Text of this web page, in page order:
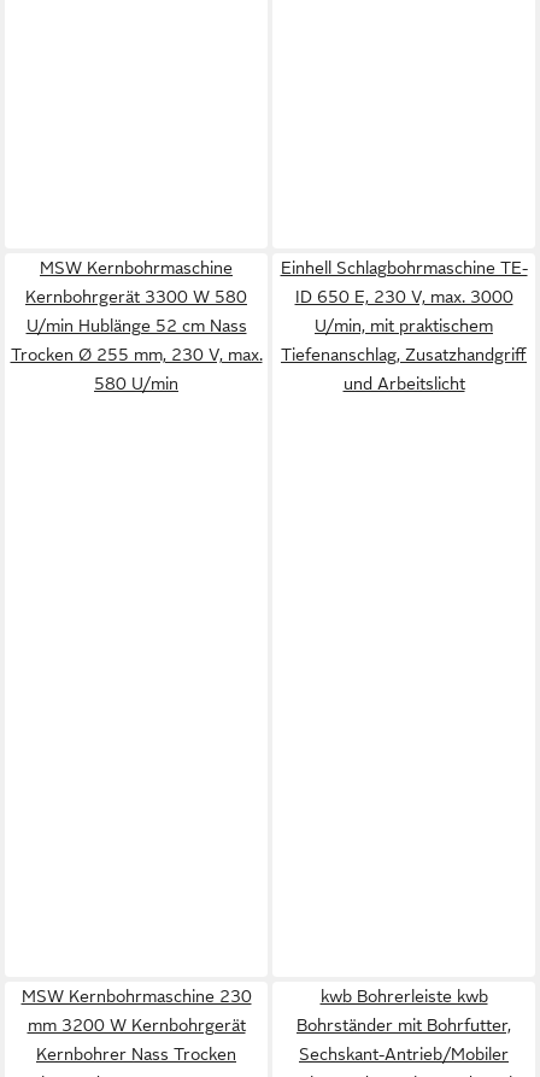
MSW Kernbohrmaschine
Kernbohrgerät 3300 W 580
U/min Hublänge 52 cm Nass
Trocken Ø 255 mm, 230 V, max.
580 U/min
Einhell Schlagbohrmaschine TE-
ID 650 E, 230 V, max. 3000
U/min, mit praktischem
Tiefenanschlag, Zusatzhandgriff
und Arbeitslicht
MSW Kernbohrmaschine 230
mm 3200 W Kernbohrgerät
Kernbohrer Nass Trocken
kwb Bohrerleiste kwb
Bohrständer mit Bohrfutter,
Sechskant-Antrieb/Mobiler